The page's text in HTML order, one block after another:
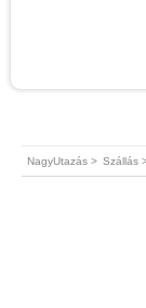
NagyUtazás > Szállás